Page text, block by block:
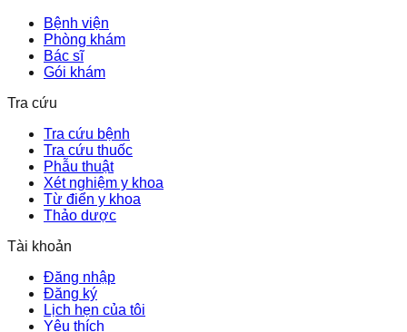
Bệnh viện
Phòng khám
Bác sĩ
Gói khám
Tra cứu
Tra cứu bệnh
Tra cứu thuốc
Phẫu thuật
Xét nghiệm y khoa
Từ điển y khoa
Thảo dược
Tài khoản
Đăng nhập
Đăng ký
Lịch hẹn của tôi
Yêu thích